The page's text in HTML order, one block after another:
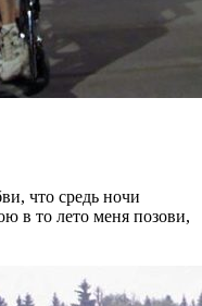
что средь ночи
в то лето меня позови,